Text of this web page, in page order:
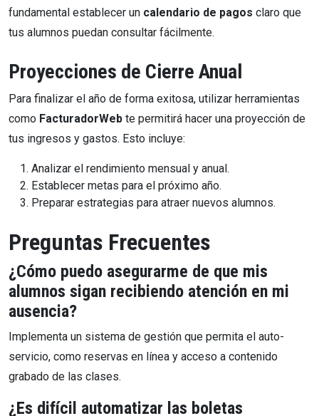
fundamental establecer un calendario de pagos claro que
tus alumnos puedan consultar fácilmente.
Proyecciones de Cierre Anual
Para finalizar el año de forma exitosa, utilizar herramientas
como FacturadorWeb te permitirá hacer una proyección de
tus ingresos y gastos. Esto incluye:
Analizar el rendimiento mensual y anual.
Establecer metas para el próximo año.
Preparar estrategias para atraer nuevos alumnos.
Preguntas Frecuentes
¿Cómo puedo asegurarme de que mis
alumnos sigan recibiendo atención en mi
ausencia?
Implementa un sistema de gestión que permita el auto-
servicio, como reservas en línea y acceso a contenido
grabado de las clases.
¿Es difícil automatizar las boletas